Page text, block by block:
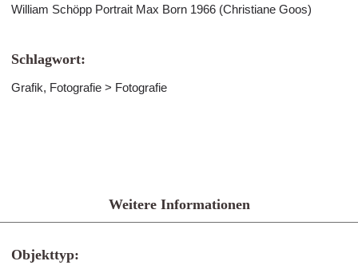
William Schöpp Portrait Max Born 1966 (Christiane Goos)
Schlagwort:
Grafik, Fotografie > Fotografie
Weitere Informationen
Objekttyp: